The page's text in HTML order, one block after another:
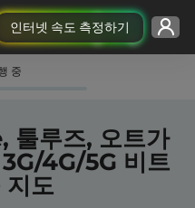
인터넷 속도 측정하기
중
툴루즈, 오트가
4G/5G 비트
지도